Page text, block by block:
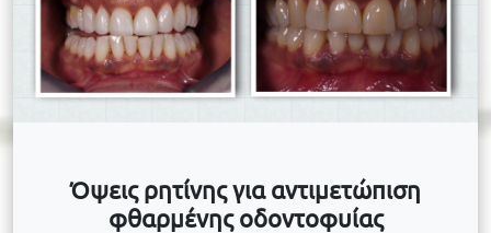
Όψεις ρητίνης για αντιμετώπιση
φθαρμένης οδοντοφυίας